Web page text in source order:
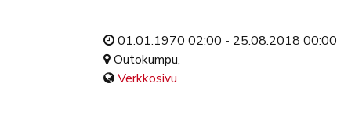
01.01.1970 02:00 - 25.08.2018 00:00
Outokumpu,
Verkkosivu